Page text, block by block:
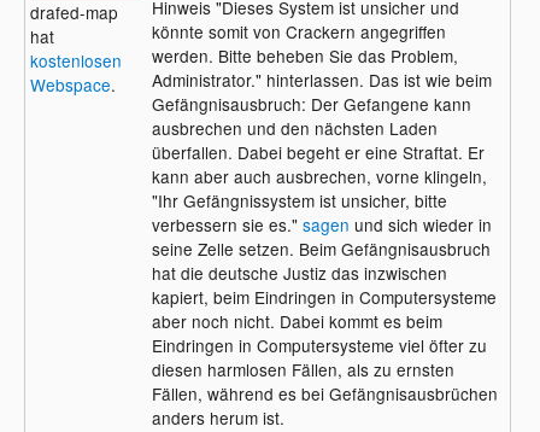
drafed-map
hat
kostenlosen
Webspace.
Hinweis "Dieses System ist unsicher und
könnte somit von Crackern angegriffen
werden. Bitte beheben Sie das Problem,
Administrator." hinterlassen. Das ist wie beim
Gefängnisausbruch: Der Gefangene kann
ausbrechen und den nächsten Laden
überfallen. Dabei begeht er eine Straftat. Er
kann aber auch ausbrechen, vorne klingeln,
"Ihr Gefängnissystem ist unsicher, bitte
verbessern sie es." sagen und sich wieder in
seine Zelle setzen. Beim Gefängnisausbruch
hat die deutsche Justiz das inzwischen
kapiert, beim Eindringen in Computersysteme
aber noch nicht. Dabei kommt es beim
Eindringen in Computersysteme viel öfter zu
diesen harmlosen Fällen, als zu ernsten
Fällen, während es bei Gefängnisausbrüchen
anders herum ist.